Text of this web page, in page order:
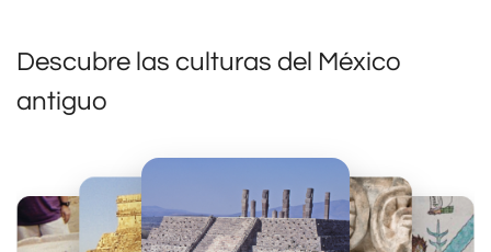
Descubre las culturas del México
antiguo